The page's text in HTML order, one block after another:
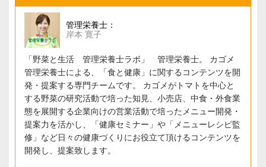
管理栄養士：
岸本 寛子
「野菜と生活 管理栄養士ラボ」 管理栄養士。 カゴメ
管理栄養士による、「食と健康」に関するコンテンツを開
発・提案する専門チームです。 カゴメがトマトを中心と
する野菜の研究活動で培った知見、小売店、中食・外食業
態を展開する企業向けの営業活動で培ったメニュー開発・
提案力を活かし、「健康セミナー」や「メニューレシピ監
修」など日々の健康づくりにお役立て頂けるコンテンツを
開発し、提案致します。